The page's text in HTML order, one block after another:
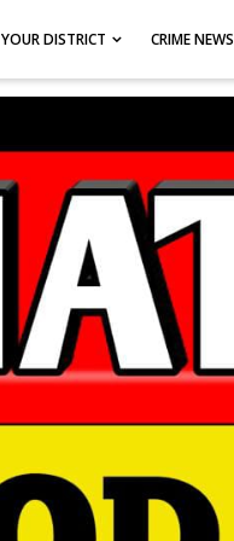
YOUR DISTRICT CRIME NEWS